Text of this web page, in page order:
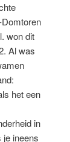
won dit
Al was
het een
in
je ineens